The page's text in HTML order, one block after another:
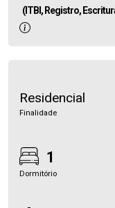
(ITBI, Registro,
Residencial
Finalidade
1
Dormitório